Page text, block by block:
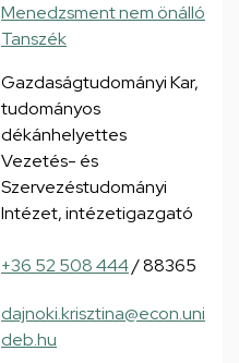
Menedzsment nem önálló
Tanszék
Gazdaságtudományi Kar,
tudományos
dékánhelyettes
Vezetés- és
Szervezéstudományi
Intézet, intézetigazgató
+36 52 508 444/ 88365
dajnoki.krisztina@econ.uni
deb.hu